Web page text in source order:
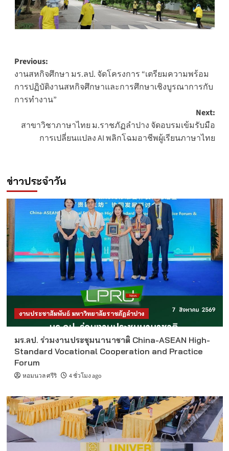
Post
navigation
Previous:
งานสหกิจศึกษา มร.ลป. จัดโครงการ “เตรียมความพร้อม
การปฏิบัติงานสหกิจศึกษาและการศึกษาเชิงบูรณาการกับ
การทำงาน”
Next:
สาขาวิชาภาษาไทย ม.ราชภัฏลำปาง จัดอบรมเข้มรับมือ
การเปลี่ยนแปลง AI พลิกโฉมอาชีพผู้เรียนภาษาไทย
ข่าวประจำวัน
งานประชาสัมพันธ์ มหาวิทยาลัยราชภัฏลำปาง
มร.ลป. ร่วมงานประชุมนานาชาติ China-ASEAN High-
Standard Vocational Cooperation and Practice
Forum
หอมนวล ศรีริ 4 ชั่วโมง ago